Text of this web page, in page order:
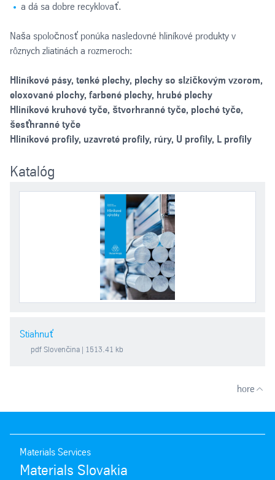
a dá sa dobre recyklovať.
Naša spoločnosť ponúka nasledovné hliníkové produkty v
rôznych zliatinách a rozmeroch:
Hliníkové pásy, tenké plechy, plechy so slzičkovým vzorom,
eloxované plochy, farbené plechy, hrubé plechy
Hliníkové kruhové tyče, štvorhranné tyče, ploché tyče,
šesťhranné tyče
Hliníkové profily, uzavreté profily, rúry, U profily, L profily
Katalóg
Stiahnuť
pdf Slovenčina | 1513.41 kb
hore
Materials Services
Materials Slovakia